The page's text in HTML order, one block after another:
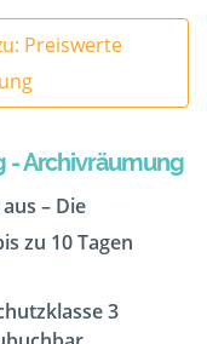
Preiswerte
- Archivräumung
– Die
zu 10 Tagen
3